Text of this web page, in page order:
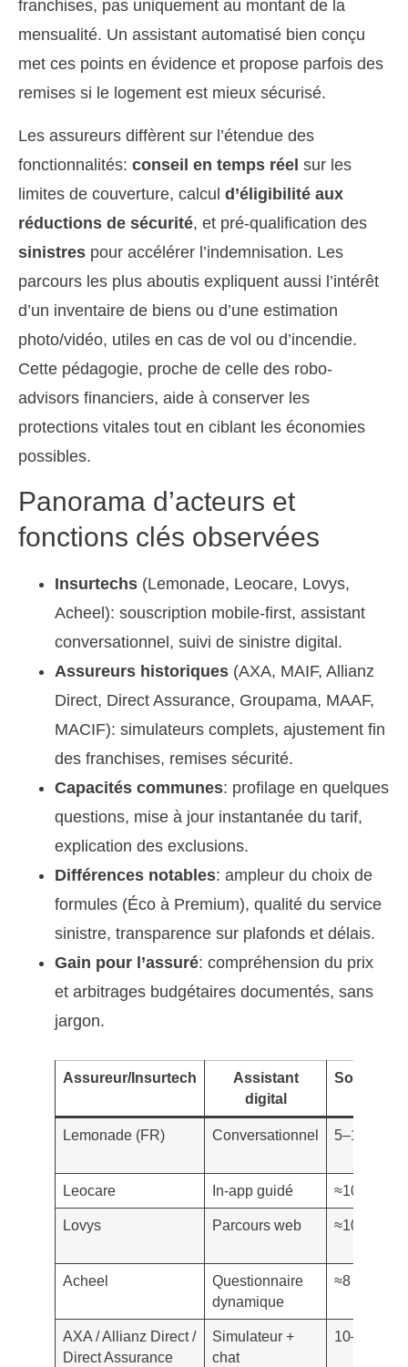
franchises, pas uniquement au montant de la
mensualité. Un assistant automatisé bien conçu
met ces points en évidence et propose parfois des
remises si le logement est mieux sécurisé.
Les assureurs diffèrent sur l’étendue des
fonctionnalités: conseil en temps réel sur les
limites de couverture, calcul d’éligibilité aux
réductions de sécurité, et pré-qualification des
sinistres pour accélérer l’indemnisation. Les
parcours les plus aboutis expliquent aussi l’intérêt
d’un inventaire de biens ou d’une estimation
photo/vidéo, utiles en cas de vol ou d’incendie.
Cette pédagogie, proche de celle des robo-
advisors financiers, aide à conserver les
protections vitales tout en ciblant les économies
possibles.
Panorama d’acteurs et
fonctions clés observées
Insurtechs (Lemonade, Leocare, Lovys,
Acheel): souscription mobile-first, assistant
conversationnel, suivi de sinistre digital.
Assureurs historiques (AXA, MAIF, Allianz
Direct, Direct Assurance, Groupama, MAAF,
MACIF): simulateurs complets, ajustement fin
des franchises, remises sécurité.
Capacités communes: profilage en quelques
questions, mise à jour instantanée du tarif,
explication des exclusions.
Différences notables: ampleur du choix de
formules (Éco à Premium), qualité du service
sinistre, transparence sur plafonds et délais.
Gain pour l’assuré: compréhension du prix
et arbitrages budgétaires documentés, sans
jargon.
Assureur/Insurtech
Assistant
digital
Lemonade (FR) Conversationnel 5–10 min
Leocare In-app guidé ≈10 min
Lovys Parcours web ≈10 min
Acheel
Questionnaire
dynamique
≈8 min
AXA / Allianz Direct /
Direct Assurance
Simulateur +
chat
10–15 min